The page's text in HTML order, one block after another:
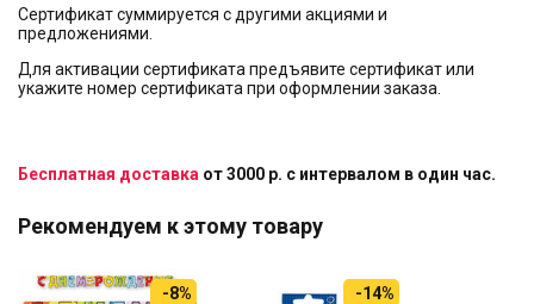
Сертификат суммируется с другими акциями и
предложениями.
Для активации сертификата предъявите сертификат или
укажите номер сертификата при оформлении заказа.
Бесплатная доставка от 3000 р. с интервалом в один час.
Рекомендуем к этому товару
-8% -14%